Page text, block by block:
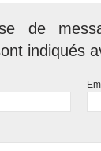
de
indiqués